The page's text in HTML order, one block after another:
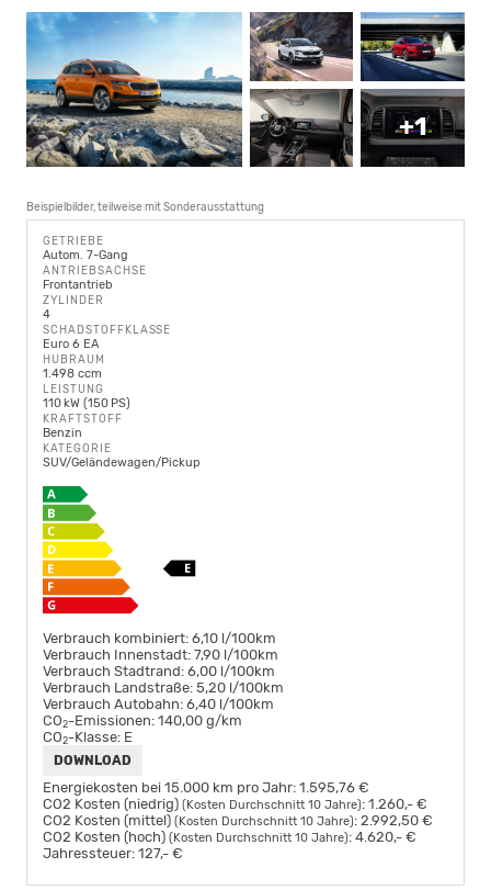
+1
Beispielbilder, teilweise mit Sonderausstattung
GETRIEBE
Autom. 7-Gang
ANTRIEBSACHSE
Frontantrieb
ZYLINDER
4
SCHADSTOFFKLASSE
Euro 6 EA
HUBRAUM
1.498 ccm
LEISTUNG
110 kW (150 PS)
KRAFTSTOFF
Benzin
KATEGORIE
SUV/Geländewagen/Pickup
Verbrauch kombiniert: 6,10 l/100km
Verbrauch Innenstadt: 7,90 l/100km
Verbrauch Stadtrand: 6,00 l/100km
Verbrauch Landstraße: 5,20 l/100km
Verbrauch Autobahn: 6,40 l/100km
CO2-Emissionen: 140,00 g/km
CO2-Klasse: E
DOWNLOAD
Energiekosten bei 15.000 km pro Jahr: 1.595,76 €
CO2 Kosten (niedrig) (Kosten Durchschnitt 10 Jahre): 1.260,- €
CO2 Kosten (mittel) (Kosten Durchschnitt 10 Jahre): 2.992,50 €
CO2 Kosten (hoch) (Kosten Durchschnitt 10 Jahre): 4.620,- €
Jahressteuer: 127,- €